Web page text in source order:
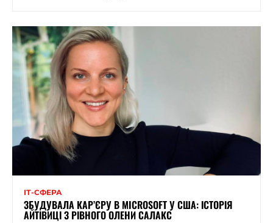
ІТ-СФЕРА
ЗБУДУВАЛА КАР’ЄРУ В MICROSOFT У США: ІСТОРІЯ
АЙТІВИЦІ З РІВНОГО ОЛЕНИ САЛАКС